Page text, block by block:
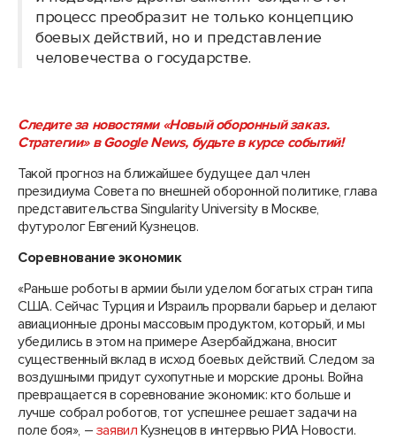
процесс преобразит не только концепцию
боевых действий, но и представление
человечества о государстве.
Следите за новостями «Новый оборонный заказ.
Стратегии» в Google News, будьте в курсе событий!
Такой прогноз на ближайшее будущее дал член
президиума Совета по внешней оборонной политике, глава
представительства Singularity University в Москве,
футуролог Евгений Кузнецов.
Соревнование экономик
«Раньше роботы в армии были уделом богатых стран типа
США. Сейчас Турция и Израиль прорвали барьер и делают
авиационные дроны массовым продуктом, который, и мы
убедились в этом на примере Азербайджана, вносит
существенный вклад в исход боевых действий. Следом за
воздушными придут сухопутные и морские дроны. Война
превращается в соревнование экономик: кто больше и
лучше собрал роботов, тот успешнее решает задачи на
поле боя», – заявил Кузнецов в интервью РИА Новости.